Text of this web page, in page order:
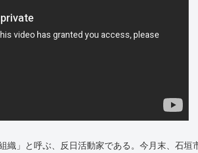
織」と呼ぶ、反日活動家である。今月末、石垣